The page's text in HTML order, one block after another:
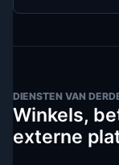
DIENSTEN VAN
Winkels,
externe